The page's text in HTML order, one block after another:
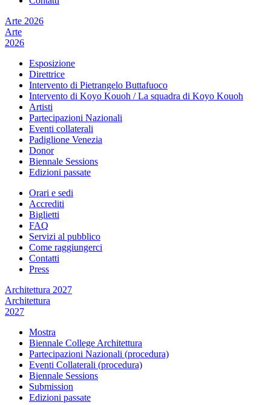
Arte 2026
Arte
2026
Esposizione
Direttrice
Intervento di Pietrangelo Buttafuoco
Intervento di Koyo Kouoh / La squadra di Koyo Kouoh
Artisti
Partecipazioni Nazionali
Eventi collaterali
Padiglione Venezia
Donor
Biennale Sessions
Edizioni passate
Orari e sedi
Accrediti
Biglietti
FAQ
Servizi al pubblico
Come raggiungerci
Contatti
Press
Architettura 2027
Architettura
2027
Mostra
Biennale College Architettura
Partecipazioni Nazionali (procedura)
Eventi Collaterali (procedura)
Biennale Sessions
Submission
Edizioni passate